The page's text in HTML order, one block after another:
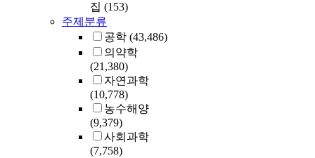
집 (153)
주제분류
공학 (43,486)
의약학
(21,380)
자연과학
(10,778)
농수해양
(9,379)
사회과학
(7,758)